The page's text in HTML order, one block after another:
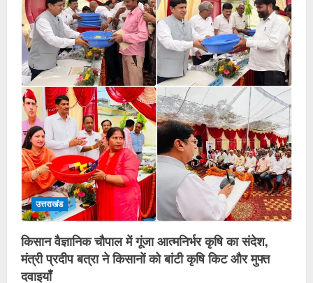
उत्तराखंड
किसान वैज्ञानिक चौपाल में गूंजा आत्मनिर्भर कृषि का संदेश,
मंत्री प्रदीप बत्रा ने किसानों को बांटी कृषि किट और मुफ्त
दवाइयाँ